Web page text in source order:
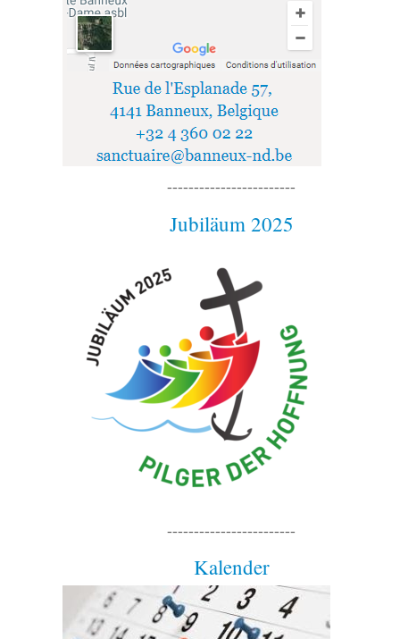
------------------------
Jubiläum 2025
------------------------
Kalender